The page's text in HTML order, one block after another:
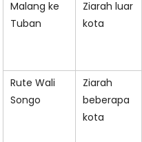
Malang ke
Tuban
Ziarah luar
kota
Rute Wali
Songo
Ziarah
beberapa
kota